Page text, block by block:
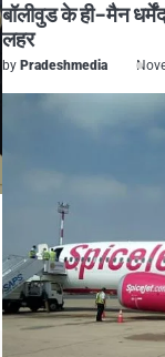
बॉलीवुड के ही-मैन
लहर
by Pradeshmedia